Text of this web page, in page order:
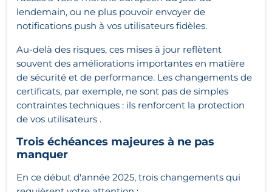
lendemain, ou ne plus pouvoir envoyer de
notifications push à vos utilisateurs fidèles.
Au-delà des risques, ces mises à jour reflètent
souvent des améliorations importantes en matière
de sécurité et de performance. Les changements de
certificats, par exemple, ne sont pas de simples
contraintes techniques : ils renforcent la protection
de vos utilisateurs .
Trois échéances majeures à ne pas
manquer
En ce début d'année 2025, trois changements qui